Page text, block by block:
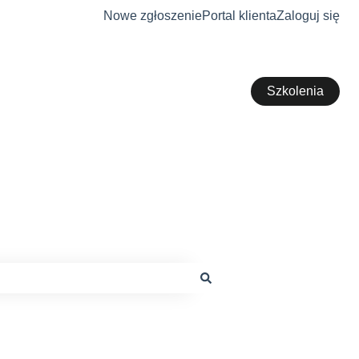
Nowe zgłoszeniePortal klientaZaloguj się
Szkolenia